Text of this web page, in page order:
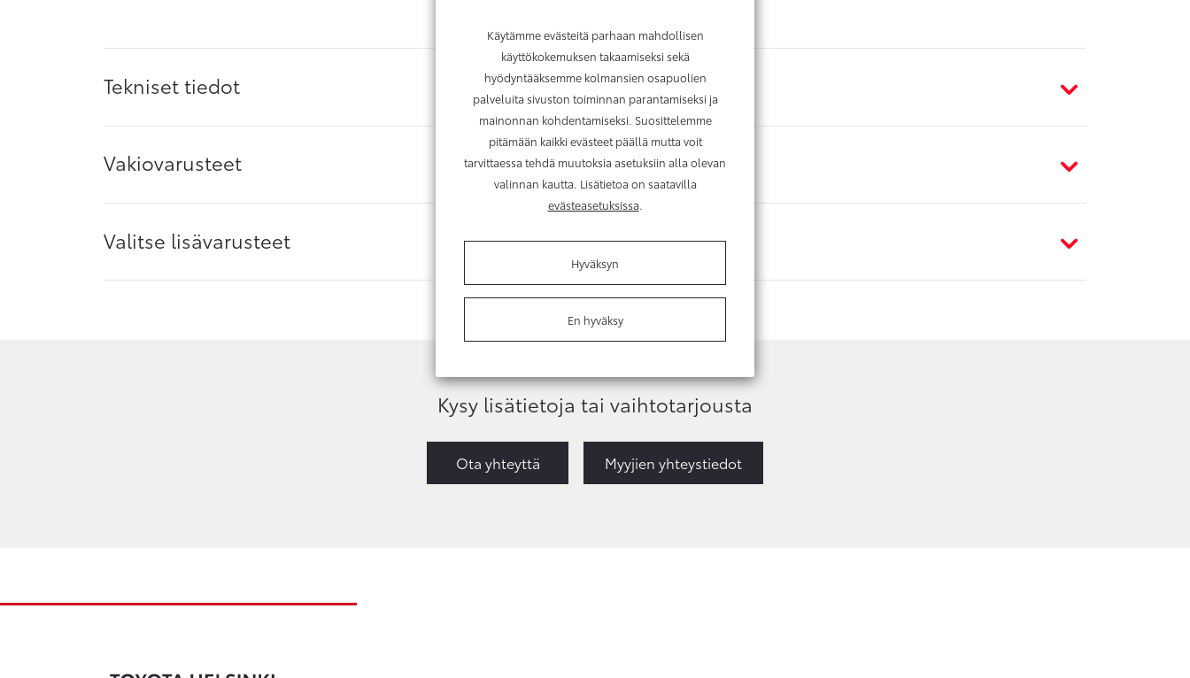
Tekniset tiedot
Vakiovarusteet
Valitse lisävarusteet
Kysy lisätietoja tai vaihtotarjousta
Ota yhteyttä Myyjien yhteystiedot
Käytämme evästeitä parhaan mahdollisen
käyttökokemuksen takaamiseksi sekä
hyödyntääksemme kolmansien osapuolien
palveluita sivuston toiminnan parantamiseksi ja
mainonnan kohdentamiseksi. Suosittelemme
pitämään kaikki evästeet päällä mutta voit
tarvittaessa tehdä muutoksia asetuksiin alla olevan
valinnan kautta. Lisätietoa on saatavilla
evästeasetuksissa.
Hyväksyn
En hyväksy